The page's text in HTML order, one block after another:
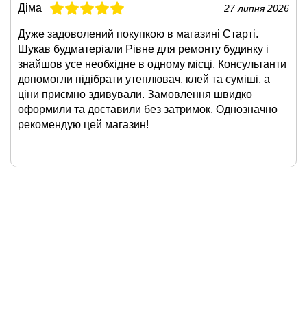
Діма 27 липня 2026
Дуже задоволений покупкою в магазині Старті.
Шукав будматеріали Рівне для ремонту будинку і
знайшов усе необхідне в одному місці. Консультанти
допомогли підібрати утеплювач, клей та суміші, а
ціни приємно здивували. Замовлення швидко
оформили та доставили без затримок. Однозначно
рекомендую цей магазин!